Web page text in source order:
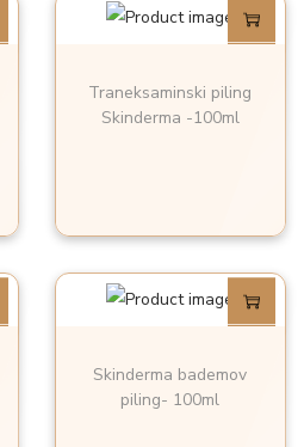
Traneksaminski piling
Skinderma -100ml
Skinderma bademov
piling- 100ml